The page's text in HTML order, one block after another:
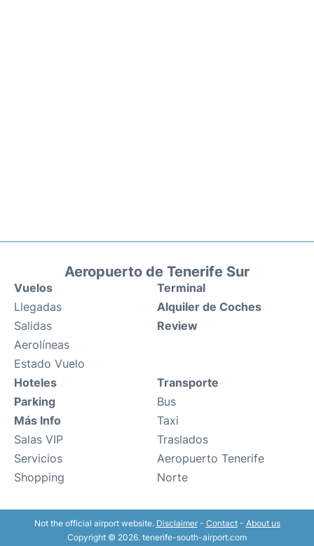
Aeropuerto de Tenerife Sur
Vuelos
Llegadas
Salidas
Aerolíneas
Estado Vuelo
Terminal
Alquiler de Coches
Review
Hoteles
Parking
Más Info
Salas VIP
Servicios
Shopping
Transporte
Bus
Taxi
Traslados
Aeropuerto Tenerife
Norte
Not the official airport website. Disclaimer- Contact- About us
Copyright © 2026. tenerife-south-airport.com